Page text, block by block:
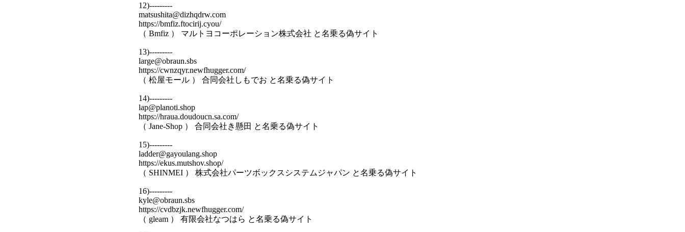
12)---------
matsushita@dizhqdrw.com
https://bmfiz.ftocirij.cyou/
（ Bmfiz ） マルトヨコーポレーション株式会社 と名乗る偽サイト
13)---------
large@obraun.sbs
https://cwnzqyr.newfhugger.com/
（ 松屋モール ） 合同会社しもでお と名乗る偽サイト
14)---------
lap@planoti.shop
https://hraua.doudoucn.sa.com/
（ Jane-Shop ） 合同会社き懸田 と名乗る偽サイト
15)---------
ladder@gayoulang.shop
https://ekus.mutshov.shop/
（ SHINMEI ） 株式会社パーツボックスシステムジャパン と名乗る偽サイト
16)---------
kyle@obraun.sbs
https://cvdbzjk.newfhugger.com/
（ gleam ） 有限会社なつはら と名乗る偽サイト